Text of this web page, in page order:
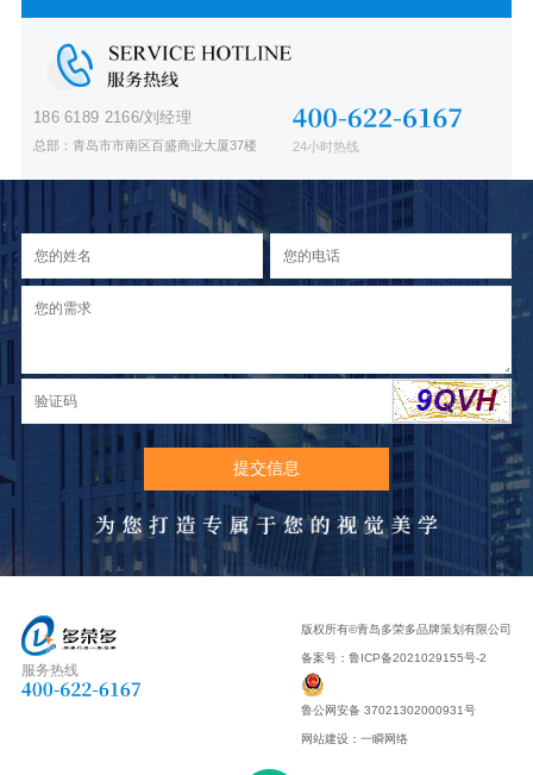
186 6189 2166/刘经理
总部：青岛市市南区百盛商业大厦37楼 24小时热线
服务热线
版权所有©青岛多荣多品牌策划有限公司
备案号：鲁ICP备2021029155号-2
鲁公网安备 37021302000931号
网站建设 ：一瞬网络